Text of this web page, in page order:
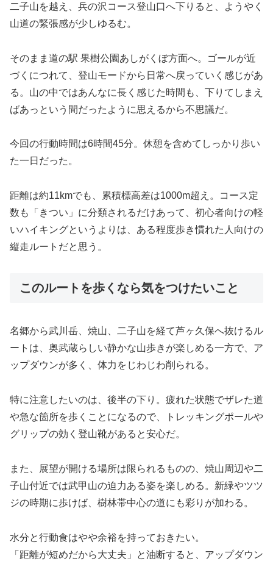
二子山を越え、兵の沢コース登山口へ下りると、ようやく
山道の緊張感が少しゆるむ。
そのまま道の駅 果樹公園あしがくぼ方面へ。ゴールが近
づくにつれて、登山モードから日常へ戻っていく感じがあ
る。山の中ではあんなに長く感じた時間も、下りてしまえ
ばあっという間だったように思えるから不思議だ。
今回の行動時間は6時間45分。休憩を含めてしっかり歩い
た一日だった。
距離は約11kmでも、累積標高差は1000m超え。コース定
数も「きつい」に分類されるだけあって、初心者向けの軽
いハイキングというよりは、ある程度歩き慣れた人向けの
縦走ルートだと思う。
このルートを歩くなら気をつけたいこと
名郷から武川岳、焼山、二子山を経て芦ヶ久保へ抜けるル
ートは、奥武蔵らしい静かな山歩きが楽しめる一方で、ア
ップダウンが多く、体力をじわじわ削られる。
特に注意したいのは、後半の下り。疲れた状態でザレた道
や急な箇所を歩くことになるので、トレッキングポールや
グリップの効く登山靴があると安心だ。
また、展望が開ける場所は限られるものの、焼山周辺や二
子山付近では武甲山の迫力ある姿を楽しめる。新緑やツツ
ジの時期に歩けば、樹林帯中心の道にも彩りが加わる。
水分と行動食はやや余裕を持っておきたい。
「距離が短めだから大丈夫」と油断すると、アップダウン